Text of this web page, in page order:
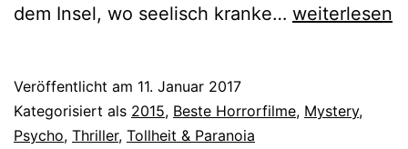
dem Insel, wo seelisch kranke… Diese
du
weiterlesen
Veröffentlicht am 11. Januar 2017
Kategorisiert als 2015, Beste Horrorfilme, Mystery,
Psycho, Thriller, Tollheit & Paranoia